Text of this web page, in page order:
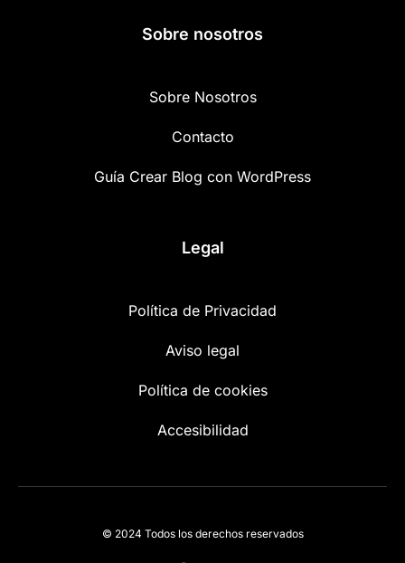
Sobre nosotros
Sobre Nosotros
Contacto
Guía Crear Blog con WordPress
Legal
Política de Privacidad
Aviso legal
Política de cookies
Accesibilidad
© 2024 Todos los derechos reservados